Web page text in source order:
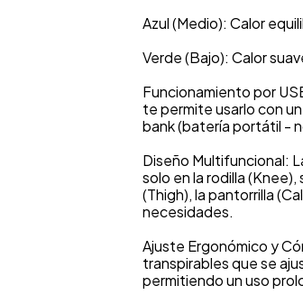
Azul (Medio): Calor
Verde (Bajo): Calor
Funcionamiento por
te permite usarlo con
bank (batería portátil -
Diseño Multifuncional:
solo en la rodilla
(Thigh), la pantorrilla
necesidades.
Ajuste Ergonómico y
transpirables que se
permitiendo un uso